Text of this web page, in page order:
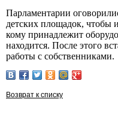
Парламентарии
детских площадок, чтобы
кому принадлежит
находится. После этого
работы с собственниками.
Возврат к списку